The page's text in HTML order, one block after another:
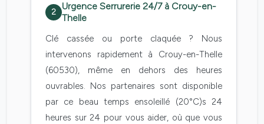
2
Urgence Serrurerie 24/7 à Crouy-en-
Thelle
Clé cassée ou porte claquée ? Nous
intervenons rapidement à Crouy-en-Thelle
(60530), même en dehors des heures
ouvrables. Nos partenaires sont disponible
par ce beau temps ensoleillé (20°C)s 24
heures sur 24 pour vous aider, où que vous